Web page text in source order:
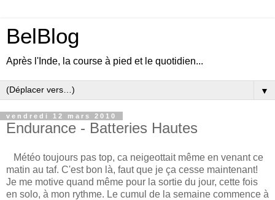
BelBlog
Après l'Inde, la course à pied et le quotidien...
▼
vendredi 12 mars 2010
Endurance - Batteries Hautes
Météo toujours pas top, ca neigeottait même en venant ce
matin au taf. C'est bon là, faut que je ça cesse maintenant!
Je me motive quand même pour la sortie du jour, cette fois
en solo, à mon rythme. Le cumul de la semaine commence à